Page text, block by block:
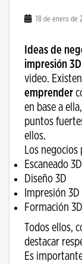
18 de enero de
Ideas de
impresión 3D
video.
emprender
en base a
puntos
ellos.
Los
Escaneado 3D
Diseño 3D
Impresión 3D
Formación 3D
Todos ellos,
destacar
Es